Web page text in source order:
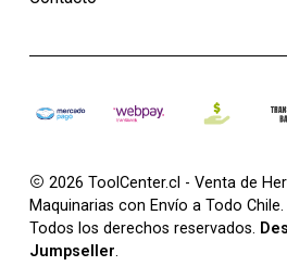
2026 ToolCenter.cl - Venta de
Maquinarias con Envío a Todo Chile.
Todos los derechos reservados.
Jumpseller.